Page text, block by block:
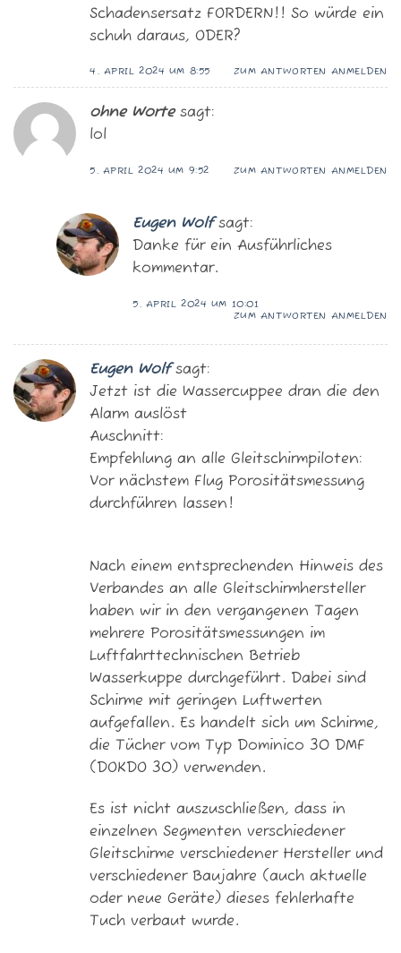
Schadensersatz FORDERN!! So würde ein
schuh daraus, ODER?
4. APRIL 2024 UM 8:55 ZUM ANTWORTEN ANMELDEN
ohne Worte sagt:
lol
5. APRIL 2024 UM 9:52 ZUM ANTWORTEN ANMELDEN
Eugen Wolf sagt:
Danke für ein Ausführliches
kommentar.
5. APRIL 2024 UM 10:01
ZUM ANTWORTEN ANMELDEN
Eugen Wolf sagt:
Jetzt ist die Wassercuppee dran die den
Alarm auslöst
Auschnitt:
Empfehlung an alle Gleitschirmpiloten:
Vor nächstem Flug Porositätsmessung
durchführen lassen!
Nach einem entsprechenden Hinweis des
Verbandes an alle Gleitschirmhersteller
haben wir in den vergangenen Tagen
mehrere Porositätsmessungen im
Luftfahrttechnischen Betrieb
Wasserkuppe durchgeführt. Dabei sind
Schirme mit geringen Luftwerten
aufgefallen. Es handelt sich um Schirme,
die Tücher vom Typ Dominico 30 DMF
(DOKDO 30) verwenden.
Es ist nicht auszuschließen, dass in
einzelnen Segmenten verschiedener
Gleitschirme verschiedener Hersteller und
verschiedener Baujahre (auch aktuelle
oder neue Geräte) dieses fehlerhafte
Tuch verbaut wurde.